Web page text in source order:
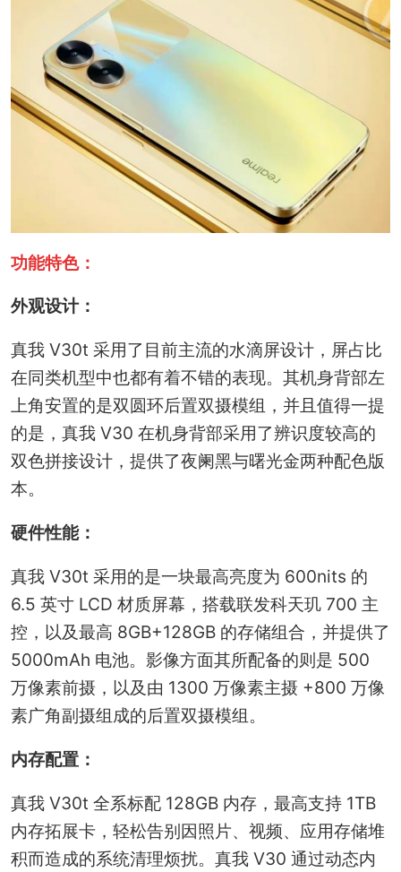
功能特色：
外观设计：
真我 V30t 采用了目前主流的水滴屏设计，屏占比
在同类机型中也都有着不错的表现。其机身背部左
上角安置的是双圆环后置双摄模组，并且值得一提
的是，真我 V30 在机身背部采用了辨识度较高的
双色拼接设计，提供了夜阑黑与曙光金两种配色版
本。
硬件性能：
真我 V30t 采用的是一块最高亮度为 600nits 的
6.5 英寸 LCD 材质屏幕，搭载联发科天玑 700 主
控，以及最高 8GB+128GB 的存储组合，并提供了
5000mAh 电池。影像方面其所配备的则是 500
万像素前摄，以及由 1300 万像素主摄 +800 万像
素广角副摄组成的后置双摄模组。
内存配置：
真我 V30t 全系标配 128GB 内存，最高支持 1TB
内存拓展卡，轻松告别因照片、视频、应用存储堆
积而造成的系统清理烦扰。真我 V30 通过动态内